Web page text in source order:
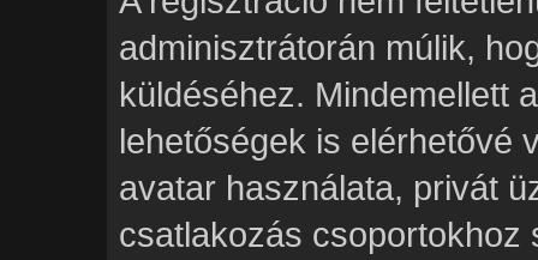
adminisztrátorán múlik,
küldéséhez. Mindemellett
lehetőségek is elérhetővé
avatar használata, privát
csatlakozás csoportokhoz